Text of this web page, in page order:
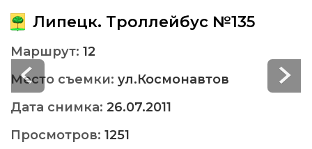
Липецк. Троллейбус №135
Маршрут: 12
Место съемки: ул.Космонавтов
Дата снимка: 26.07.2011
Просмотров: 1251